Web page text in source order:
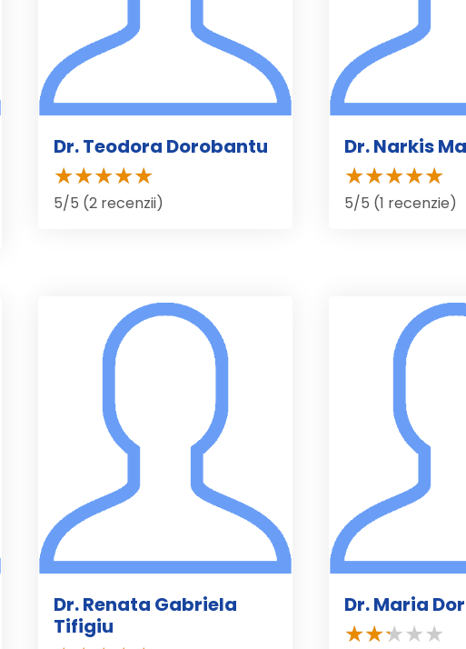
Dr. Teodora Dorobantu
5/5 (2 recenzii)
Dr. Narkis
5/5 (1 recenzie)
Dr. Renata Gabriela
Tifigiu
Dr. Maria